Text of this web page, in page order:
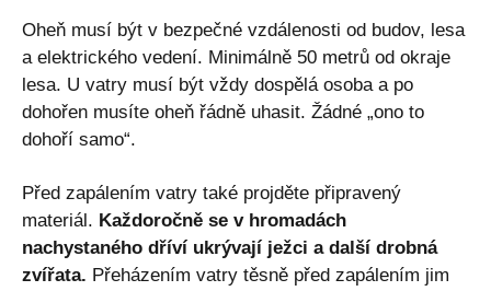
Oheň musí být v bezpečné vzdálenosti od budov, lesa
a elektrického vedení. Minimálně 50 metrů od okraje
lesa. U vatry musí být vždy dospělá osoba a po
dohořen musíte oheň řádně uhasit. Žádné „ono to
dohoří samo“.
Před zapálením vatry také projděte připravený
materiál. Každoročně se v hromadách
nachystaného dříví ukrývají ježci a další drobná
zvířata. Přeházením vatry těsně před zapálením jim